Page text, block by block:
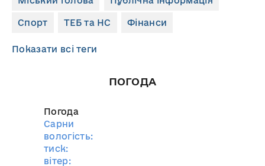
Спорт ТЕБ та НС Фінанси
Показати всі теги
ПОГОДА
Погода
Сарни
вологість:
тиск:
вітер: